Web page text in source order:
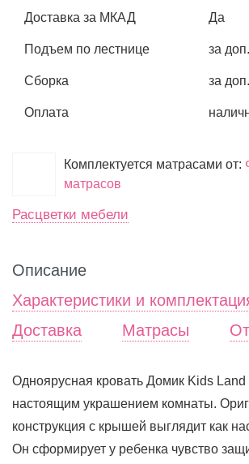
Доставка за МКАД Да
Подъем по лестнице за
Сборка за
Оплата
Комплектуется матрасами от:
матрасов
Расцветки мебели
Описание
Характеристики и
Доставка
Матрасы
Одноярусная кровать Домик Kids
настоящим украшением комнаты.
конструкция с крышей выглядит как
Он сформирует у ребенка чувство